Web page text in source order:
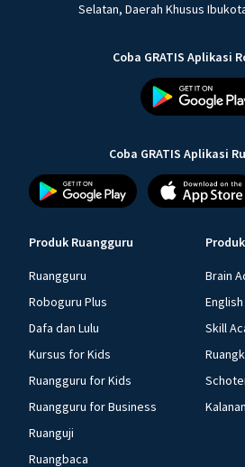
Selatan, Daerah Khusus
Coba GRATIS Aplikasi
Coba GRATIS Aplikasi
Produk Ruangguru
Ruangguru
Roboguru Plus
Dafa dan Lulu
Kursus for Kids
Ruangguru for Kids
Ruangguru for Business
Ruanguji
Ruangbaca
Brain
Skill